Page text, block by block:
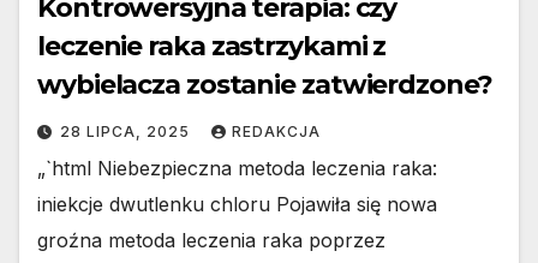
Kontrowersyjna terapia: czy
leczenie raka zastrzykami z
wybielacza zostanie zatwierdzone?
28 LIPCA, 2025 REDAKCJA
„`html Niebezpieczna metoda leczenia raka:
iniekcje dwutlenku chloru Pojawiła się nowa
groźna metoda leczenia raka poprzez